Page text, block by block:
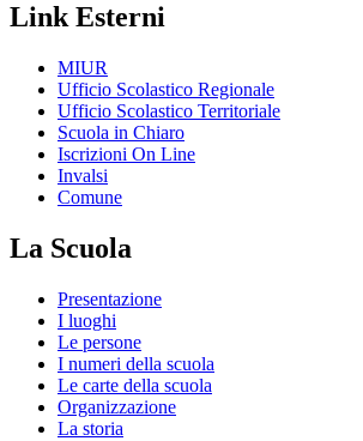
Link Esterni
MIUR
Ufficio Scolastico Regionale
Ufficio Scolastico Territoriale
Scuola in Chiaro
Iscrizioni On Line
Invalsi
Comune
La Scuola
Presentazione
I luoghi
Le persone
I numeri della scuola
Le carte della scuola
Organizzazione
La storia